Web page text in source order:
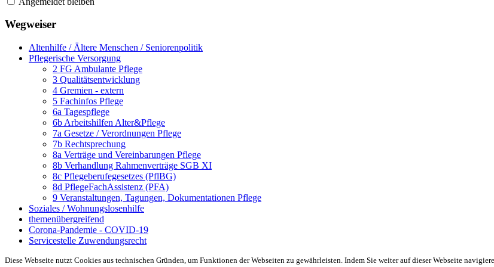
Wegweiser
Altenhilfe / Ältere Menschen / Seniorenpolitik
Pflegerische Versorgung
2 FG Ambulante Pflege
3 Qualitätsentwicklung
4 Gremien - extern
5 Fachinfos Pflege
6a Tagespflege
6b Arbeitshilfen Alter&Pflege
7a Gesetze / Verordnungen Pflege
7b Rechtsprechung
8a Verträge und Vereinbarungen Pflege
8b Verhandlung Rahmenverträge SGB XI
8c Pflegeberufegesetzes (PflBG)
8d PflegeFachAssistenz (PFA)
9 Veranstaltungen, Tagungen, Dokumentationen Pflege
Soziales / Wohnungslosenhilfe
themenübergreifend
Corona-Pandemie - COVID-19
Servicestelle Zuwendungsrecht
Diese Webseite nutzt Cookies aus technischen Gründen, um Funktionen der Webseiten zu gewährleisten. Indem Sie weiter auf dieser Webseite